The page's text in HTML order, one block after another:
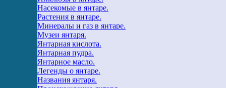
Насекомые в янтаре.
Растения в янтаре.
Минералы и газ в янтаре.
Музеи янтаря.
Янтарная кислота.
Янтарная пудра.
Янтарное масло.
Легенды о янтаре.
Названия янтаря.